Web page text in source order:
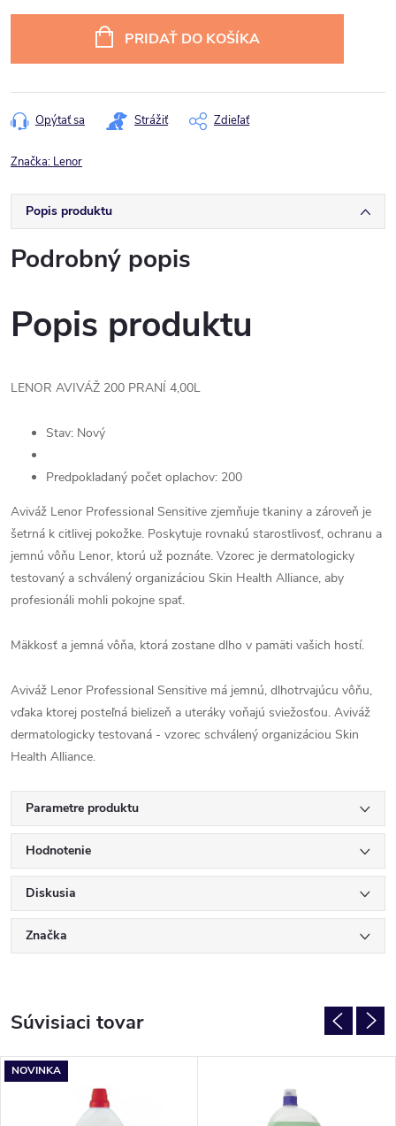
PRIDAŤ DO KOŠÍKA
Opýtať sa Strážiť Zdieľať
Značka: Lenor
Popis produktu
Podrobný popis
Popis produktu
LENOR AVIVÁŽ 200 PRANÍ 4,00L
Stav: Nový
Predpokladaný počet oplachov: 200
Aviváž Lenor Professional Sensitive zjemňuje tkaniny a zároveň je
šetrná k citlivej pokožke. Poskytuje rovnakú starostlivosť, ochranu a
jemnú vôňu Lenor, ktorú už poznáte. Vzorec je dermatologicky
testovaný a schválený organizáciou Skin Health Alliance, aby
profesionáli mohli pokojne spať.
Mäkkosť a jemná vôňa, ktorá zostane dlho v pamäti vašich hostí.
Aviváž Lenor Professional Sensitive má jemnú, dlhotrvajúcu vôňu,
vďaka ktorej posteľná bielizeň a uteráky voňajú sviežosťou. Aviváž
dermatologicky testovaná - vzorec schválený organizáciou Skin
Health Alliance.
Parametre produktu
Hodnotenie
Diskusia
Značka
Súvisiaci tovar
NOVINKA